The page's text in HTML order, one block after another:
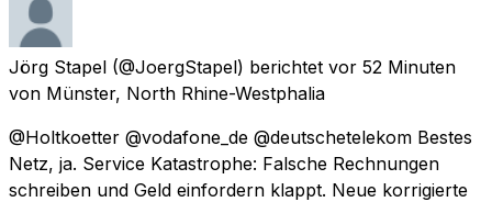
Jörg Stapel (@JoergStapel) berichtet vor 52 Minuten
von Münster, North Rhine-Westphalia
@Holtkoetter @vodafone_de @deutschetelekom Bestes
Netz, ja. Service Katastrophe: Falsche Rechnungen
schreiben und Geld einfordern klappt. Neue korrigierte